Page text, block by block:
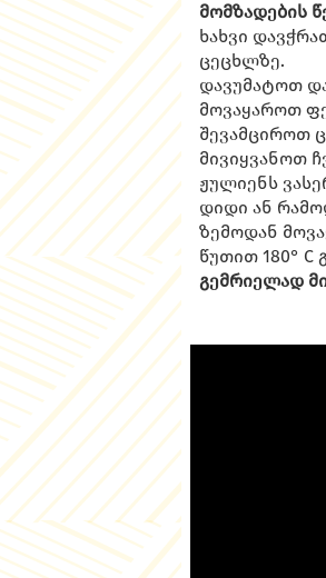
მომზადების
ხახვი
ცეცხლზე.
დავუმატოთ
მოვაყაროთ
შევამციროთ
მივიყვანოთ
ჟულიენს
დიდი ან
ზემოდან
წუთით 180° C
გემრიელად